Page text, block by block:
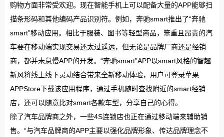
购物方面非常受欢迎。现在智能手机上可以配备大量的APP能够扫
描条形码和其他编码产品识别符。例如，奔驰smart推出了“奔驰
smart”移动应用。相比于服装、图书等轻型商品，笨重且昂贵的汽
车要在移动端实现交易还太过遥远，但无论是品牌厂商还是经销
商，都并未怠慢APP的开发。“奔驰smart”APP以smart风格的智趣
新风将线上线下灵动结合带来全新移动体验，用户可登录苹果
APPStore下载该应用程序，通过手机随时查找附近的smart经销
店，还可以随意比对smart各款车型，分享自己的心得。
除了汽车品牌商之外，一些4S连锁店也正在通过移动端来辅助销
售。“与汽车品牌商的APP主要以强化品牌形象、传达品牌理念不